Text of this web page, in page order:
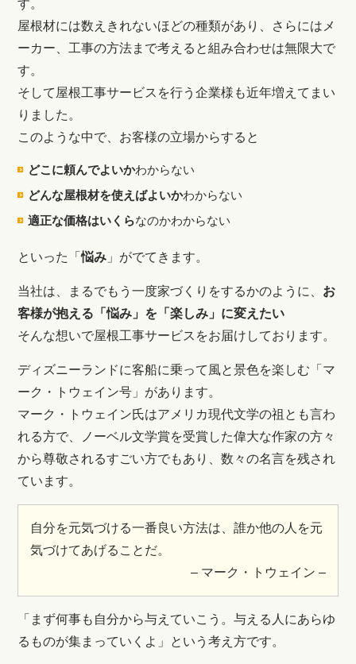
す。
屋根材には数えきれないほどの種類があり、さらにはメ
ーカー、工事の方法まで考えると組み合わせは無限大で
す。
そして屋根工事サービスを行う企業様も近年増えてまい
りました。
このような中で、お客様の立場からすると
どこに頼んでよいかわからない
どんな屋根材を使えばよいかわからない
適正な価格はいくらなのかわからない
といった「悩み 」がでてきます。
当社は、まるでもう一度家づくりをするかのように、 お
客様が抱える「悩み」を「楽しみ」に変えたい
そんな想いで屋根工事サービスをお届けしております。
ディズニーランドに客船に乗って風と景色を楽しむ「マ
ーク・トウェイン号」があります。
マーク・トウェイン氏はアメリカ現代文学の祖とも言わ
れる方で、ノーベル文学賞を受賞した偉大な作家の方々
から尊敬されるすごい方でもあり、数々の名言を残され
ています。
自分を元気づける一番良い方法は、誰か他の人を元
気づけてあげることだ。
– マーク・トウェイン –
「まず何事も自分から与えていこう。与える人にあらゆ
るものが集まっていくよ」という考え方です。